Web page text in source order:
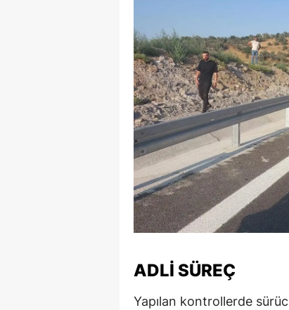
ADLI SÜREÇ
Yapılan kontrollerde